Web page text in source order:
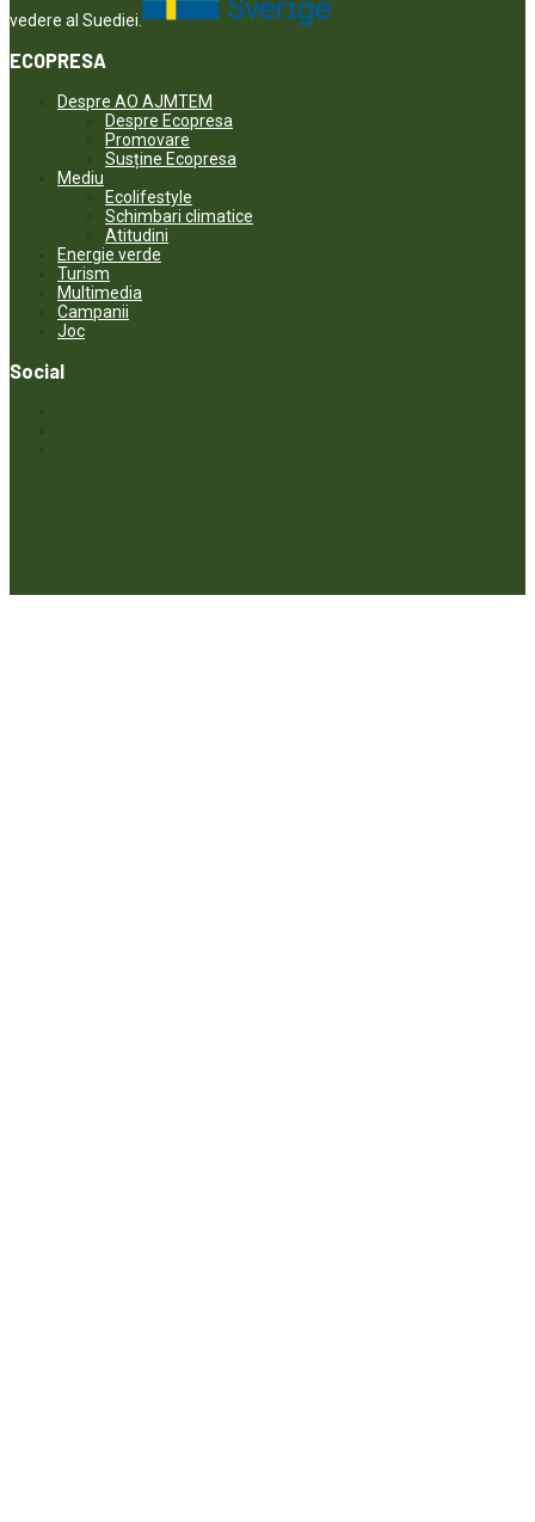
vedere al Suediei.
ECOPRESA
Despre AO AJMTEM
Despre Ecopresa
Promovare
Susține Ecopresa
Mediu
Ecolifestyle
Schimbari climatice
Atitudini
Energie verde
Turism
Multimedia
Campanii
Joc
Social